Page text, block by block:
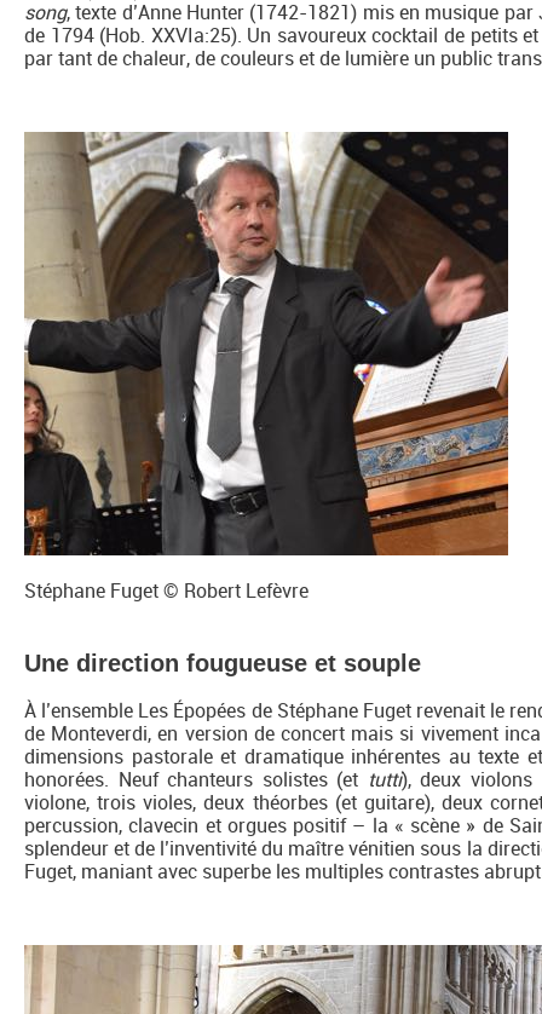
song, texte d’Anne Hunter (1742-1821) mis en musique
de 1794 (Hob. XXVIa:25). Un savoureux cocktail de petits
par tant de chaleur, de couleurs et de lumière un public
Stéphane Fuget © Robert Lefèvre
Une direction fougueuse et souple
À l’ensemble Les Épopées de Stéphane Fuget revenait le
de Monteverdi, en version de concert mais si vivement
dimensions pastorale et dramatique inhérentes au texte
honorées. Neuf chanteurs solistes (et tutti), deux violons
violone, trois violes, deux théorbes (et guitare), deux
percussion, clavecin et orgues positif – la « scène » de
splendeur et de l’inventivité du maître vénitien sous la
Fuget, maniant avec superbe les multiples contrastes